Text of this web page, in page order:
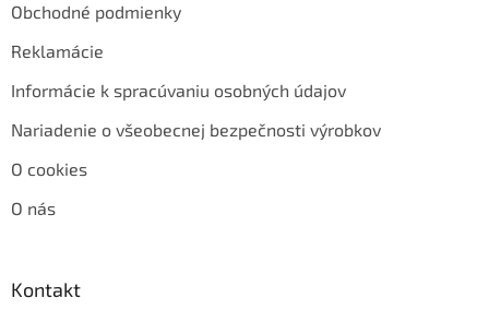
Obchodné podmienky
Reklamácie
Informácie k spracúvaniu osobných údajov
Nariadenie o všeobecnej bezpečnosti výrobkov
O cookies
O nás
Kontakt